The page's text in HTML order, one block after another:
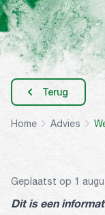
Terug
Home Advies
Geplaatst op 1
Dit is een